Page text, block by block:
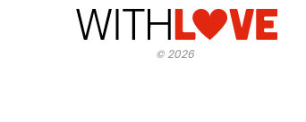
©2026